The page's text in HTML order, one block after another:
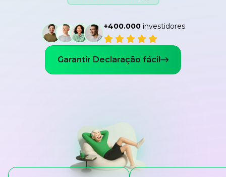
+400.000investidores
Garantir Declaração fácil